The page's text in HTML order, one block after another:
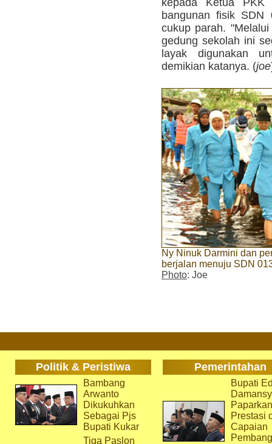
kepada Ketua PKK
bangunan fisik SDN
cukup parah.
gedung sekolah ini
layak digunakan
demikian katanya. (joe
Ny Ninuk Darmini dan
berjalan menuju SDN
Photo: Joe
Politik & Peristiwa Pemerintahan
Bambang
Arwanto
Dikukuhkan
Sebagai Pjs
Bupati Kukar
Tiga Paslon
Bupati
Paparkan
Prestasi
Capaian